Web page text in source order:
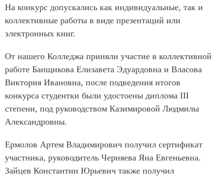
На конкурс допускались как индивидуальные, так и
коллективные работы в виде презентаций или
электронных книг.
От нашего Колледжа приняли участие в коллективной
работе Банщикова Елизавета Эдуардовна и Власова
Виктория Ивановна, после подведения итогов
конкурса студентки были удостоены диплома III
степени, под руководством Казимировой Людмилы
Александровны.
Ермолов Артем Владимирович получил сертификат
участника, руководитель Черняева Яна Евгеньевна.
Зайцев Константин Юрьевич также получил